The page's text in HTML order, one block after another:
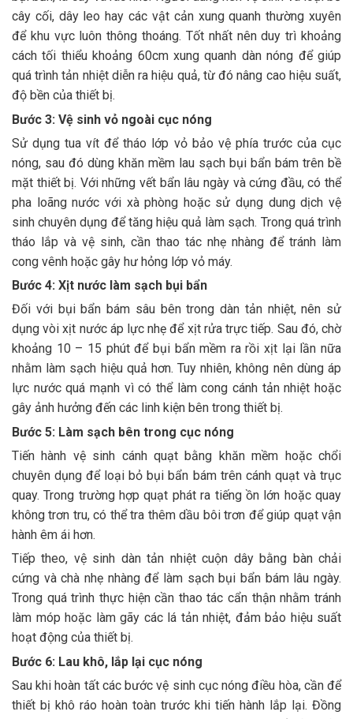
cây cối, dây leo hay các vật cản xung quanh thường xuyên
để khu vực luôn thông thoáng. Tốt nhất nên duy trì khoảng
cách tối thiểu khoảng 60cm xung quanh dàn nóng để giúp
quá trình tản nhiệt diễn ra hiệu quả, từ đó nâng cao hiệu suất,
độ bền của thiết bị.
Bước 3: Vệ sinh vỏ ngoài cục nóng
Sử dụng tua vít để tháo lớp vỏ bảo vệ phía trước của cục
nóng, sau đó dùng khăn mềm lau sạch bụi bẩn bám trên bề
mặt thiết bị. Với những vết bẩn lâu ngày và cứng đầu, có thể
pha loãng nước với xà phòng hoặc sử dụng dung dịch vệ
sinh chuyên dụng để tăng hiệu quả làm sạch. Trong quá trình
tháo lắp và vệ sinh, cần thao tác nhẹ nhàng để tránh làm
cong vênh hoặc gây hư hỏng lớp vỏ máy.
Bước 4: Xịt nước làm sạch bụi bẩn
Đối với bụi bẩn bám sâu bên trong dàn tản nhiệt, nên sử
dụng vòi xịt nước áp lực nhẹ để xịt rửa trực tiếp. Sau đó, chờ
khoảng 10 – 15 phút để bụi bẩn mềm ra rồi xịt lại lần nữa
nhằm làm sạch hiệu quả hơn. Tuy nhiên, không nên dùng áp
lực nước quá mạnh vì có thể làm cong cánh tản nhiệt hoặc
gây ảnh hưởng đến các linh kiện bên trong thiết bị.
Bước 5: Làm sạch bên trong cục nóng
Tiến hành vệ sinh cánh quạt bằng khăn mềm hoặc chổi
chuyên dụng để loại bỏ bụi bẩn bám trên cánh quạt và trục
quay. Trong trường hợp quạt phát ra tiếng ồn lớn hoặc quay
không trơn tru, có thể tra thêm dầu bôi trơn để giúp quạt vận
hành êm ái hơn.
Tiếp theo, vệ sinh dàn tản nhiệt cuộn dây bằng bàn chải
cứng và chà nhẹ nhàng để làm sạch bụi bẩn bám lâu ngày.
Trong quá trình thực hiện cần thao tác cẩn thận nhằm tránh
làm móp hoặc làm gãy các lá tản nhiệt, đảm bảo hiệu suất
hoạt động của thiết bị.
Bước 6: Lau khô, lắp lại cục nóng
Sau khi hoàn tất các bước vệ sinh cục nóng điều hòa, cần để
thiết bị khô ráo hoàn toàn trước khi tiến hành lắp lại. Đồng